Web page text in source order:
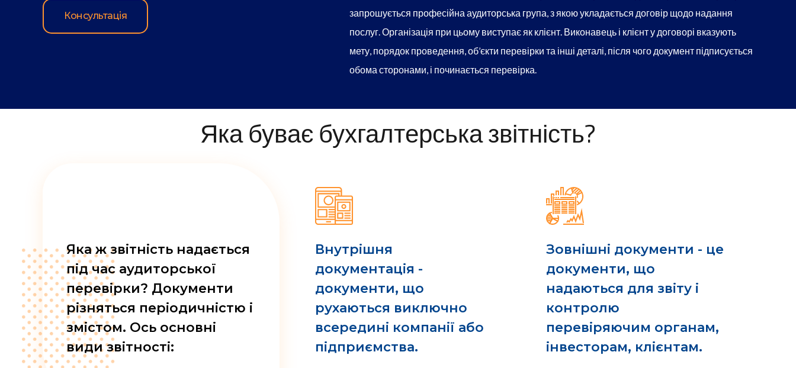
Консультація
запрошується професійна аудиторська група, з якою укладається договір щодо надання
послуг. Організація при цьому виступає як клієнт. Виконавець і клієнт у договорі вказують
мету, порядок проведення, об’єкти перевірки та інші деталі, після чого документ підписується
обома сторонами, і починається перевірка.
Яка буває бухгалтерська звітність?
Яка ж звітність надається
під час аудиторської
перевірки? Документи
різняться періодичністю і
змістом. Ось основні
види звітності:
Внутрішня
документація -
документи, що
рухаються виключно
всередині компанії або
підприємства.
Зовнішні документи - це
документи, що
надаються для звіту і
контролю
перевіряючим органам,
інвесторам, клієнтам.